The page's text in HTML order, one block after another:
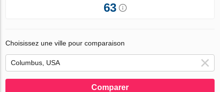
63
Choisissez une ville pour comparaison
Comparer